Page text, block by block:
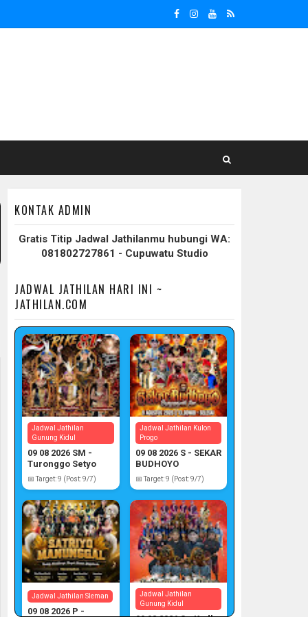
KONTAK ADMIN
Gratis Titip Jadwal Jathilanmu hubungi WA:
081802727861 - Cupuwatu Studio
JADWAL JATHILAN HARI INI ~
JATHILAN.COM
Jadwal Jathilan
Gunung Kidul
09 08 2026 SM -
Turonggo Setyo
Manunggal
📅 Target: 9 (Post: 9/7)
Jadwal Jathilan Kulon
Progo
09 08 2026 S - SEKAR
BUDHOYO
📅 Target: 9 (Post: 9/7)
Jadwal Jathilan Sleman
09 08 2026 P -
Jadwal Jathilan
Gunung Kidul